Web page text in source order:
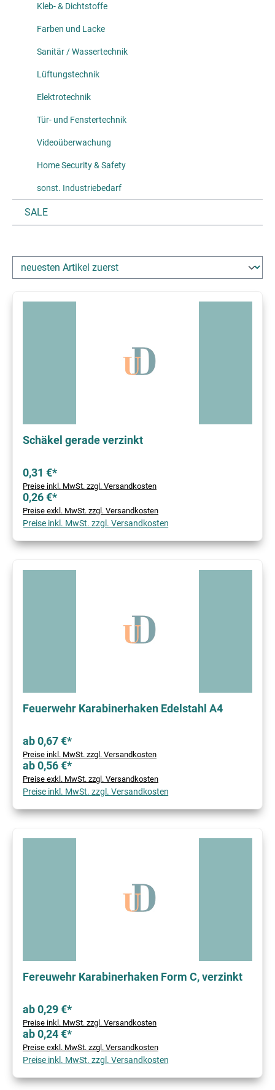
Kleb- & Dichtstoffe
Farben und Lacke
Sanitär / Wassertechnik
Lüftungstechnik
Elektrotechnik
Tür- und Fenstertechnik
Videoüberwachung
Home Security & Safety
sonst. Industriebedarf
SALE
Schäkel gerade verzinkt
0,31 €*
Preise inkl. MwSt. zzgl. Versandkosten
0,26 €*
Preise exkl. MwSt. zzgl. Versandkosten
Preise inkl. MwSt. zzgl. Versandkosten
Feuerwehr Karabinerhaken Edelstahl A4
ab 0,67 €*
Preise inkl. MwSt. zzgl. Versandkosten
ab 0,56 €*
Preise exkl. MwSt. zzgl. Versandkosten
Preise inkl. MwSt. zzgl. Versandkosten
Fereuwehr Karabinerhaken Form C, verzinkt
ab 0,29 €*
Preise inkl. MwSt. zzgl. Versandkosten
ab 0,24 €*
Preise exkl. MwSt. zzgl. Versandkosten
Preise inkl. MwSt. zzgl. Versandkosten